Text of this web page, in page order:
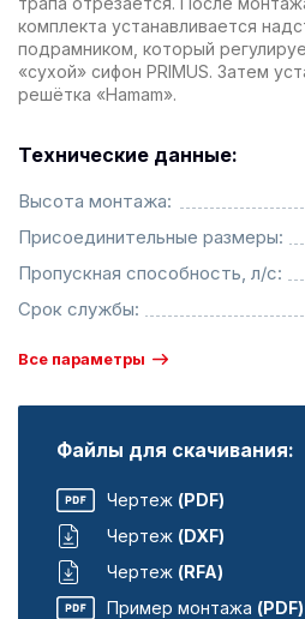
комплекта устанавливается
подрамником, который
«сухой» сифон PRIMUS. Затем
решётка «Hamam».
Технические данные:
Высота монтажа:
Присоединительные размеры:
Пропускная способность, л/с:
Срок службы:
Все параметры
Файлы для скачивания:
Чертеж (PDF)
Чертеж (DXF)
Чертеж (RFA)
Пример монтажа (PDF)